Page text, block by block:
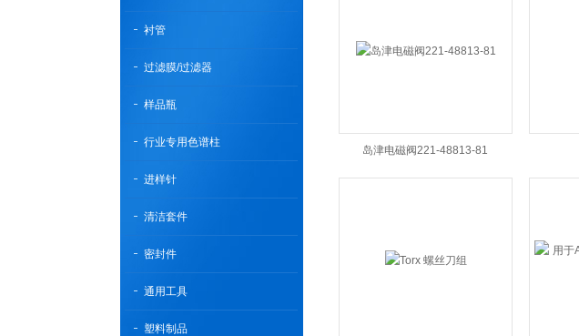
衬管
过滤膜/过滤器
样品瓶
行业专用色谱柱
进样针
清洁套件
密封件
通用工具
塑料制品
岛津电磁阀221-48813-81